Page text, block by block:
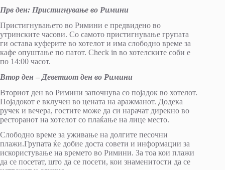
Прв ден: Пристигнување во Римини
Пристигнувањето во Римини е предвидено во
утринските часови. Со самото пристигнување групата
ги остава куферите во хотелот и има слободно време за
кафе опуштање по патот. Check in во хотелските соби е
по 14:00 часот.
Втор ден – Деветиот ден во Римини
Вториот ден во Римини започнува со појадок во хотелот.
Појадокот е вклучен во цената на аражманот. Додека
ручек и вечера, гостите може да си нарачат дирекно во
ресторанот на хотелот со плаќање на лице место.
Слободно време за уживање на долгите песочни
плажи.Групата ќе добие доста совети и информации за
искористување на времето во Римини. За тоа кои плажи
да се посетат, што да се посети, кои знаменитости да се